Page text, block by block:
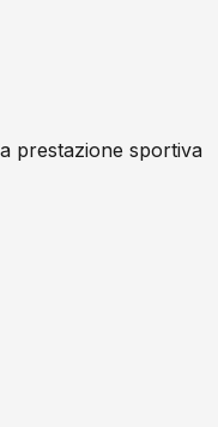
prestazione sportiva